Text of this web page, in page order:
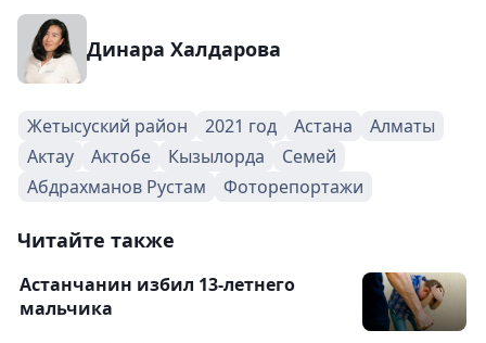
Динара Халдарова
Жетысуский район 2021 год Астана
Алматы
Актау
Актобе Кызылорда
Семей
Абдрахманов Рустам
Фоторепортажи
Читайте также
Астанчанин избил 13-летнего
мальчика